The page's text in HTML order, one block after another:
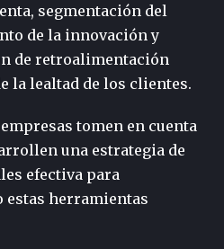
segmentación del
de la innovación y
de retroalimentación
la lealtad de los clientes.
tomen en cuenta
una estrategia de
efectiva para
estas herramientas